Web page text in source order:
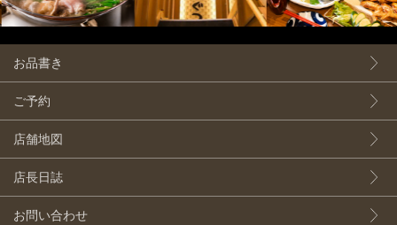
お品書き
ご予約
店舗地図
店長日誌
お問い合わせ